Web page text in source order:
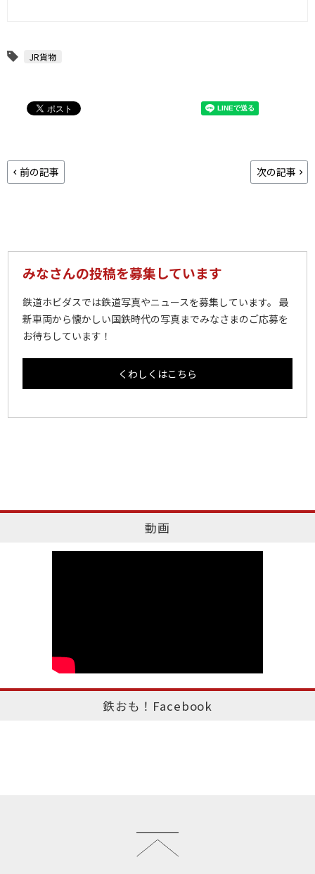
JR貨物
前の記事 次の記事
みなさんの投稿を募集しています
鉄道ホビダスでは鉄道写真やニュースを募集しています。 最
新車両から懐かしい国鉄時代の写真までみなさまのご応募を
お待ちしています！
くわしくはこちら
動画
鉄おも！Facebook